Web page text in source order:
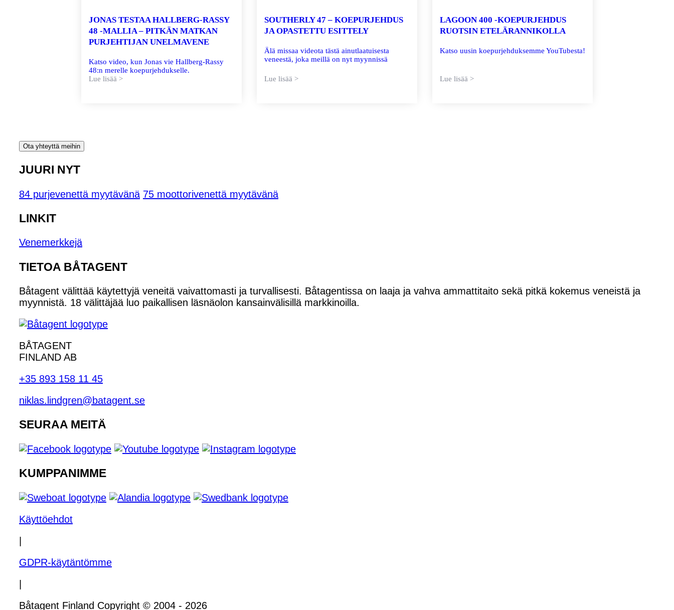
JONAS TESTAA HALLBERG-RASSY
48 -MALLIA – PITKÄN MATKAN
PURJEHTIJAN UNELMAVENE
Katso video, kun Jonas vie Hallberg-Rassy
48:n merelle koepurjehdukselle.
Lue lisää >
SOUTHERLY 47 – KOEPURJEHDUS
JA OPASTETTU ESITTELY
Älä missaa videota tästä ainutlaatuisesta
veneestä, joka meillä on nyt myynnissä
Lue lisää >
LAGOON 400 -KOEPURJEHDUS
RUOTSIN ETELÄRANNIKOLLA
Katso uusin koepurjehduksemme YouTubesta!
Lue lisää >
Ota yhteyttä meihin
JUURI NYT
84 purjevenettä myytävänä 75 moottorivenettä myytävänä
LINKIT
Venemerkkejä
TIETOA BÅTAGENT
Båtagent välittää käytettyjä veneitä vaivattomasti ja turvallisesti. Båtagentissa on laaja ja vahva ammattitaito sekä pitkä kokemus veneistä ja
myynnistä. 18 välittäjää luo paikallisen läsnäolon kansainvälisillä markkinoilla.
BÅTAGENT
FINLAND AB
+35 893 158 11 45
niklas.lindgren@batagent.se
SEURAA MEITÄ
KUMPPANIMME
Käyttöehdot
|
GDPR-käytäntömme
|
Båtagent Finland Copyright © 2004 - 2026